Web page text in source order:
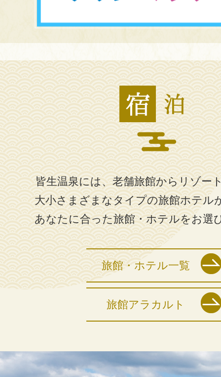
皆生温泉には、老舗旅館からリゾー
大小さまざまなタイプの旅館ホテル
あなたに合った旅館・ホテルをお選
旅館・ホテル一覧
旅館アラカルト